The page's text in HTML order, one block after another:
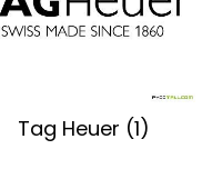
Tag Heuer (1)